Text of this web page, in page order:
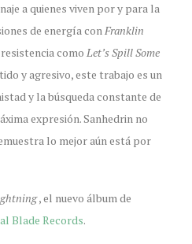
a quienes viven por y para la
de energía conFranklin
como Let’s Spill Some
y agresivo, este trabajo es un
y la búsqueda constante de
expresión. Sanhedrin no
lo mejor aún está por
, el nuevo álbum de
Blade Records.